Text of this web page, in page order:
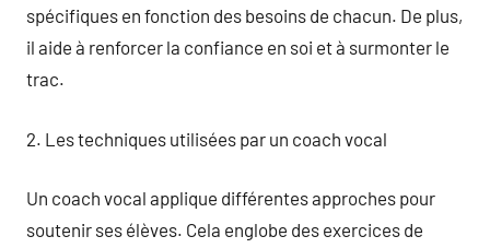
spécifiques en fonction des besoins de chacun. De plus,
il aide à renforcer la confiance en soi et à surmonter le
trac.
2. Les techniques utilisées par un coach vocal
Un coach vocal applique différentes approches pour
soutenir ses élèves. Cela englobe des exercices de